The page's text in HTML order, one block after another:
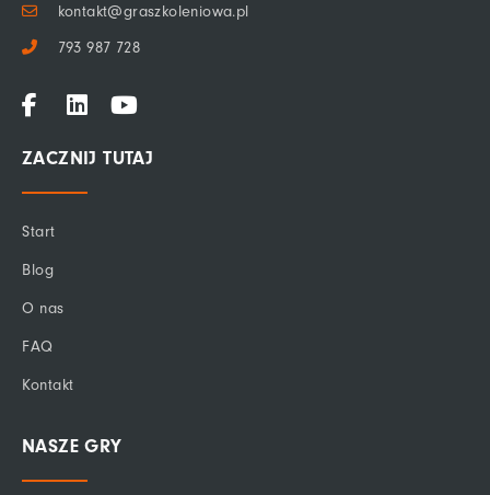
kontakt@graszkoleniowa.pl
793 987 728
F
a
e
b
o
k
f
L
i
k
e
Y
o
t
ZACZNIJ TUTAJ
Start
Blog
O nas
FAQ
Kontakt
NASZE GRY